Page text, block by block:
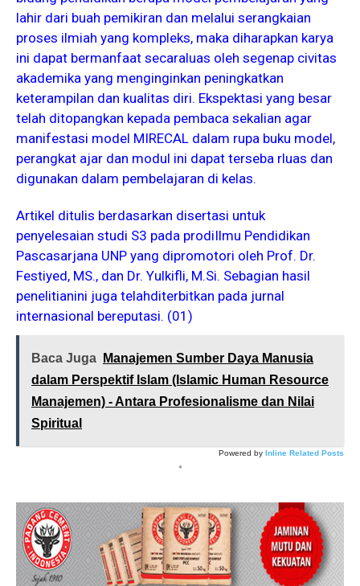
lahir dari buah pemikiran dan melalui serangkaian
proses ilmiah yang kompleks, maka diharapkan karya
ini dapat bermanfaat secaraluas oleh segenap civitas
akademika yang menginginkan peningkatkan
keterampilan dan kualitas diri. Ekspektasi yang besar
telah ditopangkan kepada pembaca sekalian agar
manifestasi model MIRECAL dalam rupa buku model,
perangkat ajar dan modul ini dapat terseba rluas dan
digunakan dalam pembelajaran di kelas.
Artikel ditulis berdasarkan disertasi untuk
penyelesaian studi S3 pada prodiIlmu Pendidikan
Pascasarjana UNP yang dipromotori oleh Prof. Dr.
Festiyed, MS., dan Dr. Yulkifli, M.Si. Sebagian hasil
penelitianini juga telahditerbitkan pada jurnal
internasional bereputasi. (01)
Baca Juga
Manajemen Sumber Daya Manusia
dalam Perspektif Islam (Islamic Human Resource
Manajemen) - Antara Profesionalisme dan Nilai
Spiritual
Powered by Inline Related Posts
*